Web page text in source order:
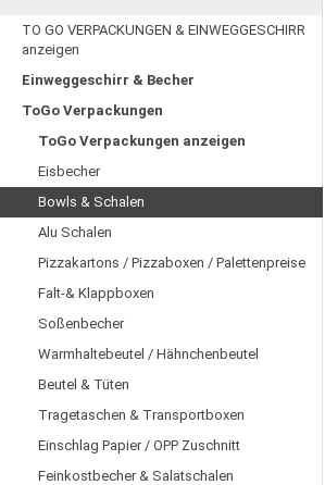
TO GO VERPACKUNGEN & EINWEGGESCHIRR
anzeigen
Einweggeschirr & Becher
ToGo Verpackungen
ToGo Verpackungen anzeigen
Eisbecher
Bowls & Schalen
Alu Schalen
Pizzakartons / Pizzaboxen / Palettenpreise
Falt-& Klappboxen
Soßenbecher
Warmhaltebeutel / Hähnchenbeutel
Beutel & Tüten
Tragetaschen & Transportboxen
Einschlag Papier / OPP Zuschnitt
Feinkostbecher & Salatschalen